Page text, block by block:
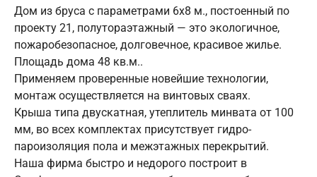
Дом из бруса с параметрами 6х8 м., постоенный по
проекту 21, полутораэтажный — это экологичное,
пожаробезопасное, долговечное, красивое жилье.
Площадь дома 48 кв.м..
Применяем проверенные новейшие технологии,
монтаж осуществляется на винтовых сваях.
Крыша типа двускатная, утеплитель минвата от 100
мм, во всех комплектах присутствует гидро-
пароизоляция пола и межэтажных перекрытий.
Наша фирма быстро и недорого построит в